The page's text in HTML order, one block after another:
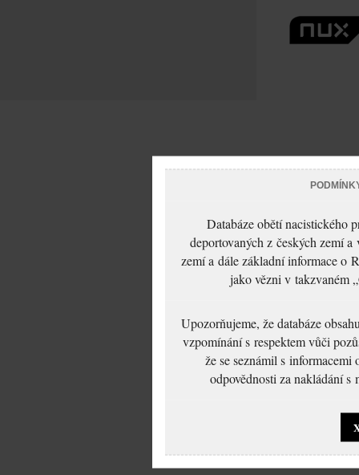
Databáze obětí nacistického
deportovaných z českých zemí
zemí a dále základní informace o
jako vězni v takzvaném
Upozorňujeme, že databáze
vzpomínání s respektem vůči
že se seznámil s
odpovědnosti za nakládání